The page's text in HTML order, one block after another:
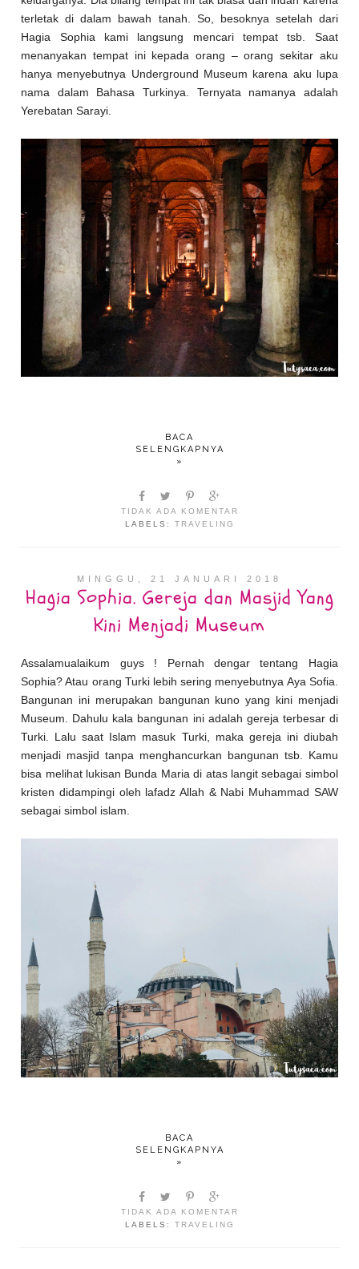
terletak di dalam bawah tanah. So, besoknya setelah dari
Hagia Sophia kami langsung mencari tempat tsb. Saat
menanyakan tempat ini kepada orang – orang sekitar aku
hanya menyebutnya Underground Museum karena aku lupa
nama dalam Bahasa Turkinya. Ternyata namanya adalah
Yerebatan Sarayi.
BACA
SELENGKAPNYA
»
TIDAK ADA KOMENTAR
LABELS: TRAVELING
MINGGU, 21 JANUARI 2018
Hagia Sophia. Gereja dan Masjid Yang
Kini Menjadi Museum
Assalamualaikum guys ! Pernah dengar tentang Hagia
Sophia? Atau orang Turki lebih sering menyebutnya Aya Sofia.
Bangunan ini merupakan bangunan kuno yang kini menjadi
Museum. Dahulu kala bangunan ini adalah gereja terbesar di
Turki. Lalu saat Islam masuk Turki, maka gereja ini diubah
menjadi masjid tanpa menghancurkan bangunan tsb. Kamu
bisa melihat lukisan Bunda Maria di atas langit sebagai simbol
kristen didampingi oleh lafadz Allah & Nabi Muhammad SAW
sebagai simbol islam.
BACA
SELENGKAPNYA
»
TIDAK ADA KOMENTAR
LABELS: TRAVELING